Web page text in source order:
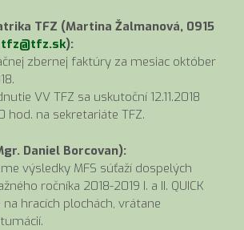
TFZ (Martina Žalmanová, 0915
tfz@tfz.sk):
zbernej faktúry za mesiac október
VV TFZ sa uskutoční 12.11.2018
hod. na sekretariáte TFZ.
Daniel Borcovan):
výsledky MFS súťaží dospelých
ročníka 2018-2019 I. a II. QUICK
hracích plochách, vrátane